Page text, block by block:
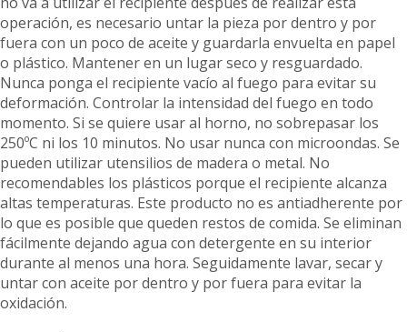
operación, es necesario untar la pieza por dentro y por
fuera con un poco de aceite y guardarla envuelta en papel
o plástico. Mantener en un lugar seco y resguardado.
Nunca ponga el recipiente vacío al fuego para evitar su
deformación. Controlar la intensidad del fuego en todo
momento. Si se quiere usar al horno, no sobrepasar los
250ºC ni los 10 minutos. No usar nunca con microondas. Se
pueden utilizar utensilios de madera o metal. No
recomendables los plásticos porque el recipiente alcanza
altas temperaturas. Este producto no es antiadherente por
lo que es posible que queden restos de comida. Se eliminan
fácilmente dejando agua con detergente en su interior
durante al menos una hora. Seguidamente lavar, secar y
untar con aceite por dentro y por fuera para evitar la
oxidación.